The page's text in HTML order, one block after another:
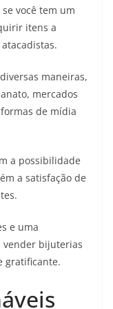
você tem um
itens a
maneiras,
mercados
de mídia
a possibilidade
a satisfação de
e uma
vender bijuterias
gratificante.